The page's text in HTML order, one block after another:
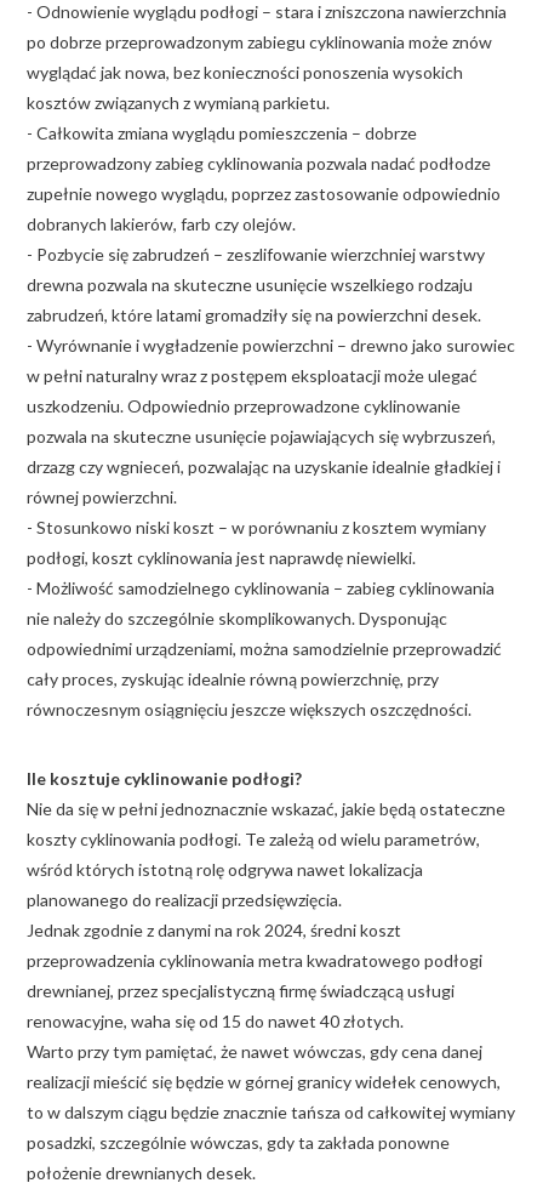
- Odnowienie wyglądu podłogi – stara i zniszczona nawierzchnia
po dobrze przeprowadzonym zabiegu cyklinowania może znów
wyglądać jak nowa, bez konieczności ponoszenia wysokich
kosztów związanych z wymianą parkietu.
- Całkowita zmiana wyglądu pomieszczenia – dobrze
przeprowadzony zabieg cyklinowania pozwala nadać podłodze
zupełnie nowego wyglądu, poprzez zastosowanie odpowiednio
dobranych lakierów, farb czy olejów.
- Pozbycie się zabrudzeń – zeszlifowanie wierzchniej warstwy
drewna pozwala na skuteczne usunięcie wszelkiego rodzaju
zabrudzeń, które latami gromadziły się na powierzchni desek.
- Wyrównanie i wygładzenie powierzchni – drewno jako surowiec
w pełni naturalny wraz z postępem eksploatacji może ulegać
uszkodzeniu. Odpowiednio przeprowadzone cyklinowanie
pozwala na skuteczne usunięcie pojawiających się wybrzuszeń,
drzazg czy wgnieceń, pozwalając na uzyskanie idealnie gładkiej i
równej powierzchni.
- Stosunkowo niski koszt – w porównaniu z kosztem wymiany
podłogi, koszt cyklinowania jest naprawdę niewielki.
- Możliwość samodzielnego cyklinowania – zabieg cyklinowania
nie należy do szczególnie skomplikowanych. Dysponując
odpowiednimi urządzeniami, można samodzielnie przeprowadzić
cały proces, zyskując idealnie równą powierzchnię, przy
równoczesnym osiągnięciu jeszcze większych oszczędności.
Ile kosztuje cyklinowanie podłogi?
Nie da się w pełni jednoznacznie wskazać, jakie będą ostateczne
koszty cyklinowania podłogi. Te zależą od wielu parametrów,
wśród których istotną rolę odgrywa nawet lokalizacja
planowanego do realizacji przedsięwzięcia.
Jednak zgodnie z danymi na rok 2024, średni koszt
przeprowadzenia cyklinowania metra kwadratowego podłogi
drewnianej, przez specjalistyczną firmę świadczącą usługi
renowacyjne, waha się od 15 do nawet 40 złotych.
Warto przy tym pamiętać, że nawet wówczas, gdy cena danej
realizacji mieścić się będzie w górnej granicy widełek cenowych,
to w dalszym ciągu będzie znacznie tańsza od całkowitej wymiany
posadzki, szczególnie wówczas, gdy ta zakłada ponowne
położenie drewnianych desek.